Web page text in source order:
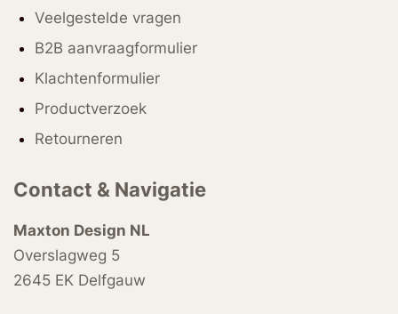
Veelgestelde vragen
B2B aanvraagformulier
Klachtenformulier
Productverzoek
Retourneren
Contact & Navigatie
Maxton Design NL
Overslagweg 5
2645 EK Delfgauw